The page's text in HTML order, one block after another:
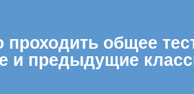
общее
и предыдущие